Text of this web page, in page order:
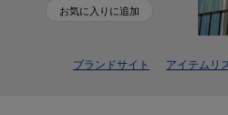
お気に入りに追加
ブランドサイト アイテムリ